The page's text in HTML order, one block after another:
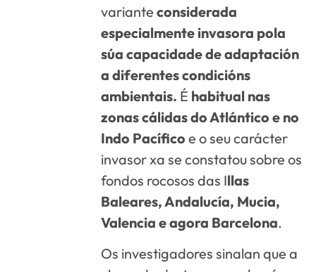
varianteconsiderada
especialmente invasora pola
súa capacidade de adaptación
a diferentes condicións
ambientais. É habitual nas
zonas cálidas do Atlántico e no
Indo Pacíficoe o seu carácter
invasor xa se constatou sobre os
fondos rocosos das Illas
Baleares, Andalucía, Mucia,
Valencia e agora Barcelona.
Os investigadores sinalan que a